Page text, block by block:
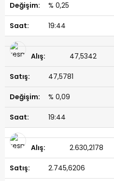
% 0,25
19:44
47,5342
47,5781
% 0,09
19:44
2.630,2178
2.745,6206